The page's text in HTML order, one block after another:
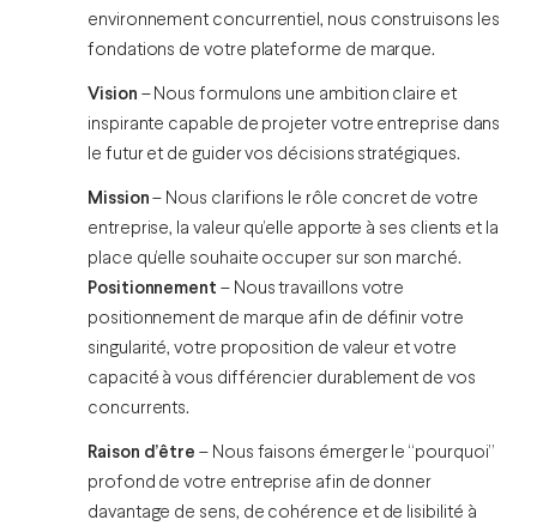
environnement concurrentiel, nous construisons les
fondations de votre plateforme de marque.
Vision – Nous formulons une ambition claire et
inspirante capable de projeter votre entreprise dans
le futur et de guider vos décisions stratégiques.
Mission – Nous clarifions le rôle concret de votre
entreprise, la valeur qu’elle apporte à ses clients et la
place qu’elle souhaite occuper sur son marché.
Positionnement – Nous travaillons votre
positionnement de marque afin de définir votre
singularité, votre proposition de valeur et votre
capacité à vous différencier durablement de vos
concurrents.
Raison d’être – Nous faisons émerger le “pourquoi”
profond de votre entreprise afin de donner
davantage de sens, de cohérence et de lisibilité à